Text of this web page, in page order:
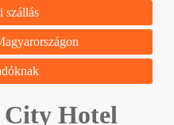
szállás
City Hotel